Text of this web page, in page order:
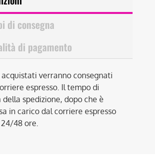
di consegna
di pagamento
verranno consegnati
espresso. Il tempo di
della spedizione, dopo che è
in carico dal corriere espresso
48 ore.